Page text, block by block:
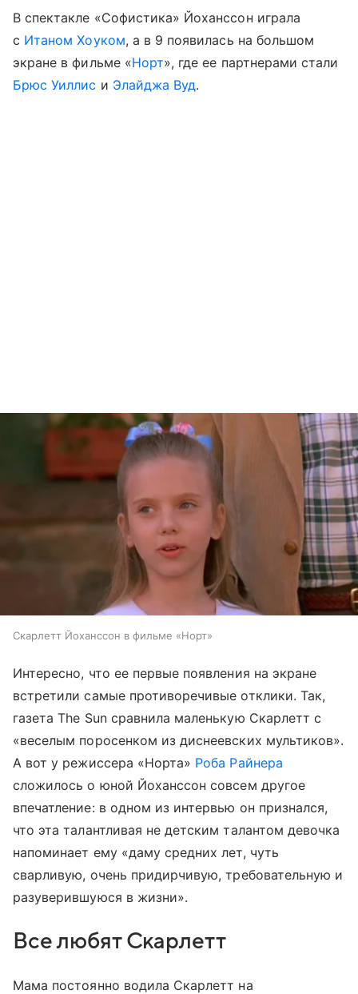
В спектакле «Софистика» Йоханссон играла
с Итаном Хоуком, а в 9 появилась на большом
экране в фильме «Норт», где ее партнерами стали
Брюс Уиллис и Элайджа Вуд.
Скарлетт Йоханссон в фильме «Норт»
Интересно, что ее первые появления на экране
встретили самые противоречивые отклики. Так,
газета The Sun сравнила маленькую Скарлетт с
«веселым поросенком из диснеевских мультиков».
А вот у режиссера «Норта» Роба Райнера
сложилось о юной Йоханссон совсем другое
впечатление: в одном из интервью он признался,
что эта талантливая не детским талантом девочка
напоминает ему «даму средних лет, чуть
сварливую, очень придирчивую, требовательную и
разуверившуюся в жизни».
Все любят Скарлетт
Мама постоянно водила Скарлетт на